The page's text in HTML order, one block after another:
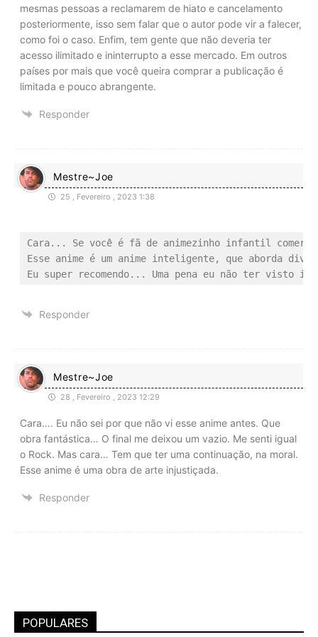
mesmas pessoas a reclamarem de hiato e cancelamento
posteriormente, isso sem falar que o autor pode vir a falecer,
como foi o caso. Enfim, tem gente que não deveria ter
acesso ilimitado e ininterrupto a esse mercado. Em outros
países por mais que você queira comprar a publicação é
limitada e pouco abrangente.
Responder
Mestre~Joe
25 , Fevereiro , 2023 1:38
Cara... Se você é fã de animezinho infantil
Esse anime é um anime inteligente, que aborda
Responder
Mestre~Joe
28 , Fevereiro , 2023 12:29
Cara…. Eu não sei por que não vi esse anime antes. Que
obra fantástica… O final me deixou um vazio. Me senti igual
o Rock. Mas cara… Tem que ter uma continuação, na moral.
Esse anime é uma obra de arte injustiçada.
Responder
POPULARES